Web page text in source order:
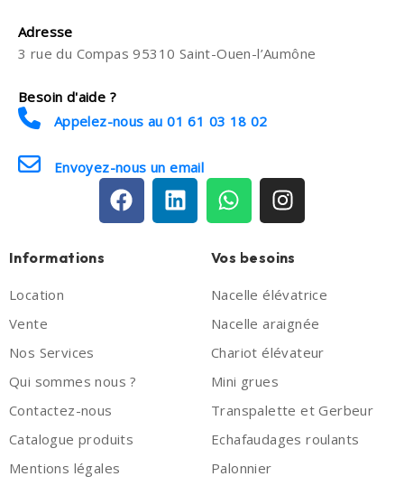
Adresse
3 rue du Compas 95310 Saint-Ouen-l’Aumône
Besoin d'aide ?
Appelez-nous au 01 61 03 18 02
Envoyez-nous un email
Informations
Location
Vente
Nos Services
Qui sommes nous ?
Contactez-nous
Catalogue produits
Mentions légales
Vos besoins
Nacelle élévatrice
Nacelle araignée
Chariot élévateur
Mini grues
Transpalette et Gerbeur
Echafaudages roulants
Palonnier